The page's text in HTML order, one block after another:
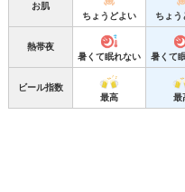
お肌
ちょうどよい
ちょう
熱帯夜
暑くて眠れない
暑くて
ビール指数
最高
最